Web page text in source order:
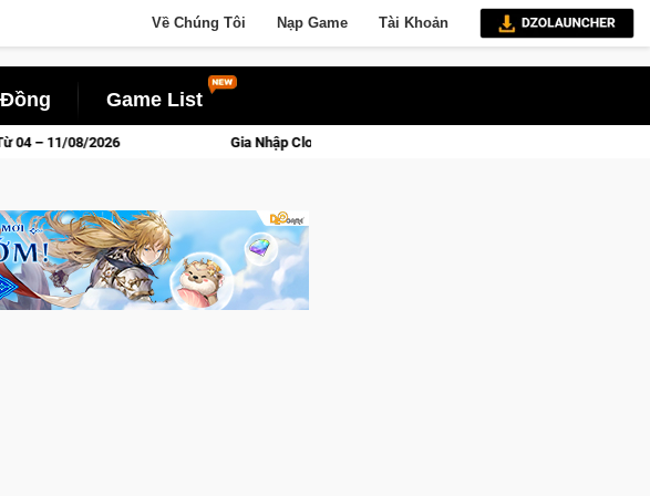
Về Chúng Tôi Nạp Game Tài Khoản
Game List
Nhập Closed Beta Norse Saga: Cửu Giới Thức Tỉnh, Săn DJI Osmo Pocket 3 Ngay Hôm Nay